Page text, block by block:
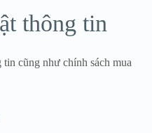
₫thông tin
tin cũng như chính sách mua